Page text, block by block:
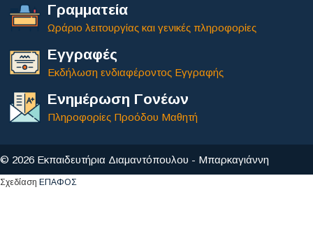
Γραμματεία
Ωράριο λειτουργίας και γενικές πληροφορίες
Εγγραφές
Εκδήλωση ενδιαφέροντος Εγγραφής
Ενημέρωση Γονέων
Πληροφορίες Προόδου Μαθητή
© 2026 Εκπαιδευτήρια Διαμαντόπουλου - Μπαρκαγιάννη
Σχεδίαση ΕΠΑΦΟΣ